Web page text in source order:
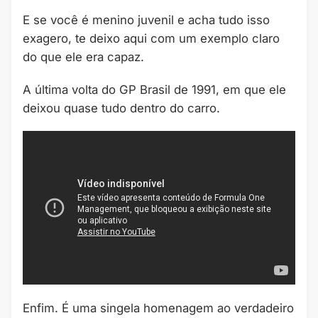
E se você é menino juvenil e acha tudo isso
exagero, te deixo aqui com um exemplo claro
do que ele era capaz.
A última volta do GP Brasil de 1991, em que ele
deixou quase tudo dentro do carro.
Enfim. É uma singela homenagem ao verdadeiro